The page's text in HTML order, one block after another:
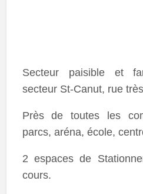
Secteur paisible et
secteur St-Canut, rue
Près de toutes les
parcs, aréna, école,
2 espaces de
cours.